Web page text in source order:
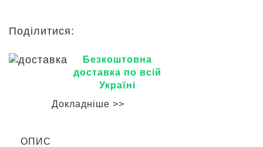
Поділитися:
Безкоштовна
доставка по всій
Україні
Докладніше >>
ОПИС